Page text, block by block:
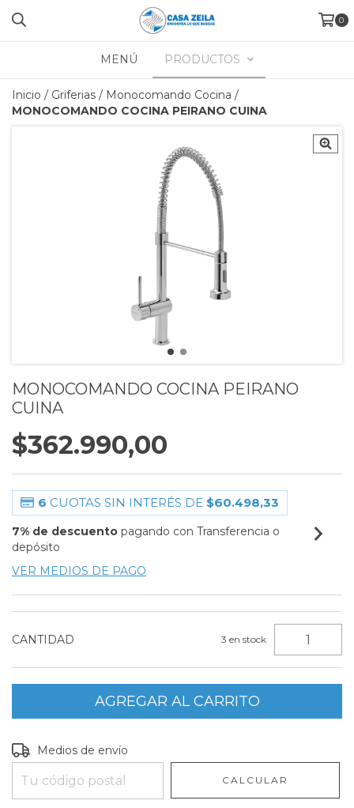
0
MENÚ PRODUCTOS
Inicio / Griferias / Monocomando Cocina /
MONOCOMANDO COCINA PEIRANO CUINA
MONOCOMANDO COCINA PEIRANO
CUINA
$362.990,00
6 CUOTAS SIN INTERÉS DE $60.498,33
7% de descuento pagando con Transferencia o
depósito
VER MEDIOS DE PAGO
CANTIDAD 3 en stock
Entregas para el CP:
Medios de envío
CALCULAR